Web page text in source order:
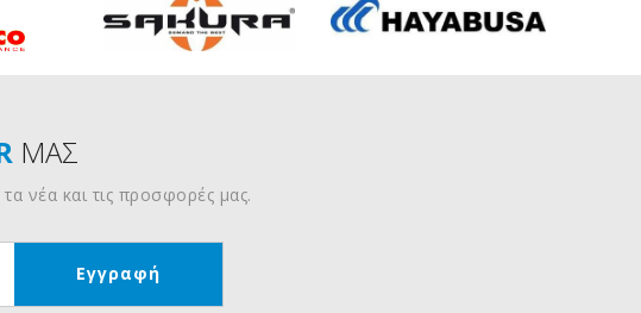
ΜΑΣ
νέα και τις προσφορές μας.